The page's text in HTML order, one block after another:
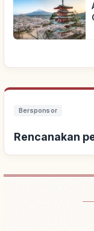
Bersponsor
Rencanakan
Cari